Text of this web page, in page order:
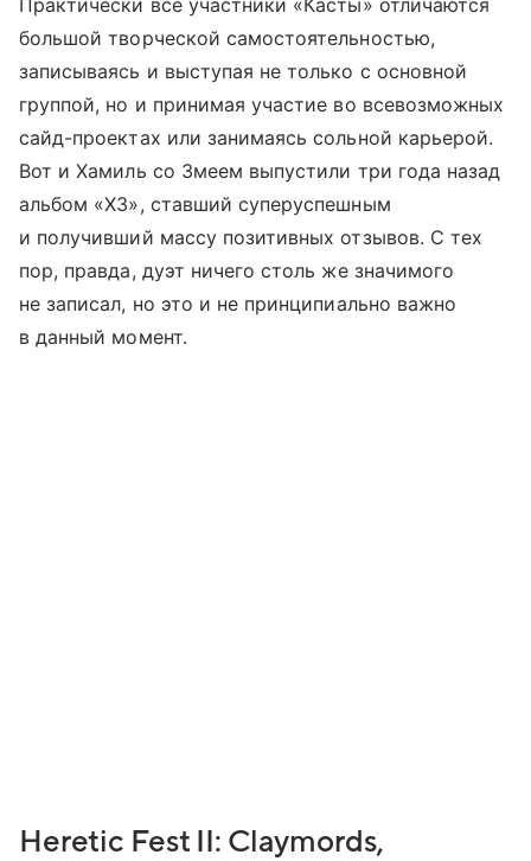
большой творческой самостоятельностью,
записываясь и выступая не только с основной
группой, но и принимая участие во всевозможных
сайд-проектах или занимаясь сольной карьерой.
Вот и Хамиль со Змеем выпустили три года назад
альбом «ХЗ», ставший суперуспешным
и получивший массу позитивных отзывов. С тех
пор, правда, дуэт ничего столь же значимого
не записал, но это и не принципиально важно
в данный момент.
Heretic Fest II: Claymords,